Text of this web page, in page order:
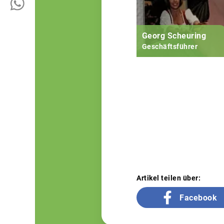
Georg Scheuring
Geschäftsführer
Artikel teilen über:
Facebook